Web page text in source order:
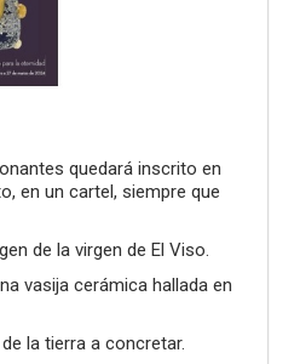
quedará inscrito en
en un cartel, siempre que
de la virgen de El Viso.
vasija cerámica hallada en
la tierra a concretar.